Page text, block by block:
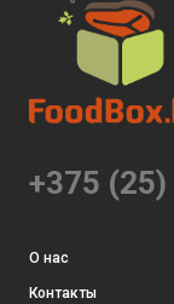
+375
О нас
Контакты